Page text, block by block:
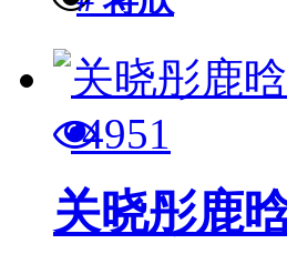
4951
关晓彤鹿